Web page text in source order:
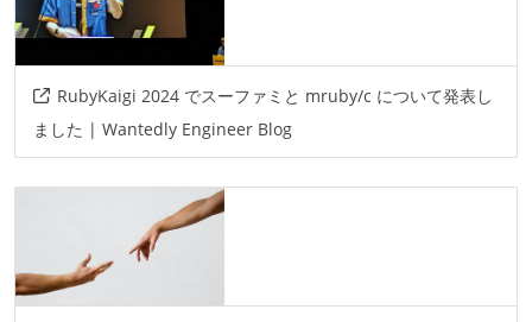
RubyKaigi 2024 でスーファミと mruby/c について発表し
ました | Wantedly Engineer Blog